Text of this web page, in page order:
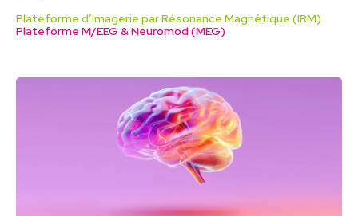
Plateforme d’Imagerie par Résonance Magnétique (IRM)
Plateforme M/EEG & Neuromod (MEG)